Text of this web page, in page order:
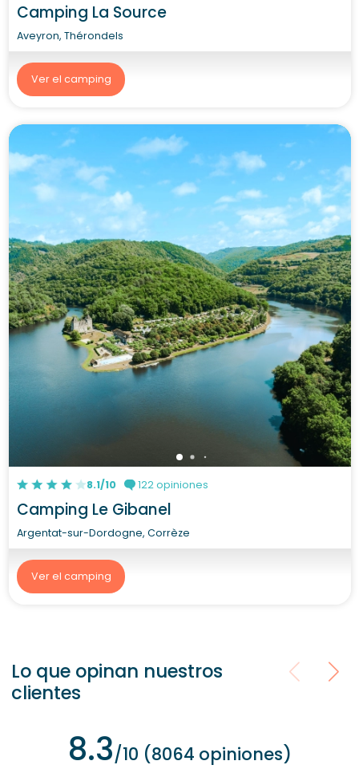
Camping La Source
Aveyron, Thérondels
Ver el camping
8.1/10 122 opiniones
Camping Le Gibanel
Argentat-sur-Dordogne, Corrèze
Ver el camping
Lo que opinan nuestros
clientes
8.3/10 (8064 opiniones)